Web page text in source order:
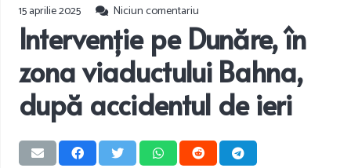
15 aprilie 2025 Niciun comentariu
Intervenție pe Dunăre, în
zona viaductului Bahna,
după accidentul de ieri